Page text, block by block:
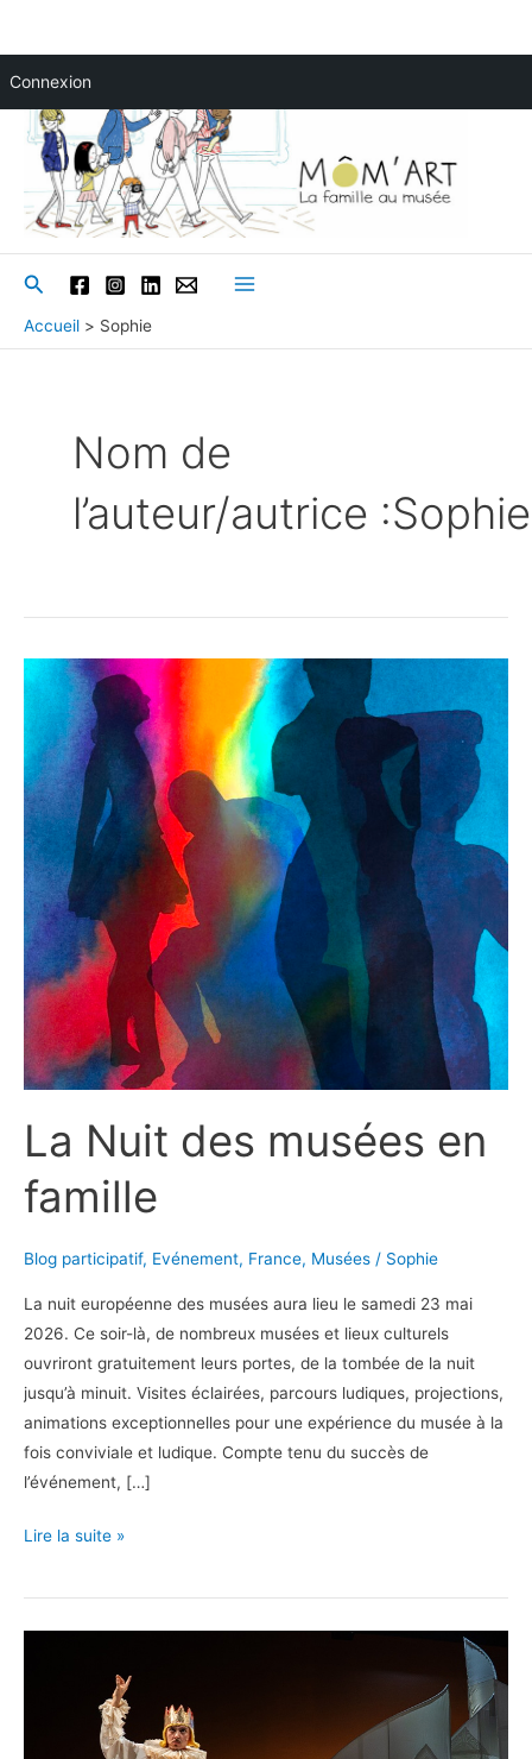
Connexion
contenu
Rechercher
Menu
Accueil Sophie
Nom de
l’auteur/autrice :Sophie
La Nuit des musées en
famille
Blog participatif, Evénement, France, Musées / Sophie
La nuit européenne des musées aura lieu le samedi 23 mai
2026. Ce soir-là, de nombreux musées et lieux culturels
ouvriront gratuitement leurs portes, de la tombée de la nuit
jusqu’à minuit. Visites éclairées, parcours ludiques, projections,
animations exceptionnelles pour une expérience du musée à la
fois conviviale et ludique. Compte tenu du succès de
l’événement, […]
La
des
Lire la suite »